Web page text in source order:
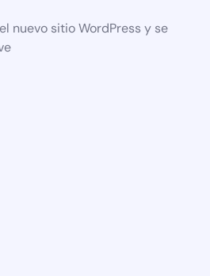
nuevo sitio WordPress y se